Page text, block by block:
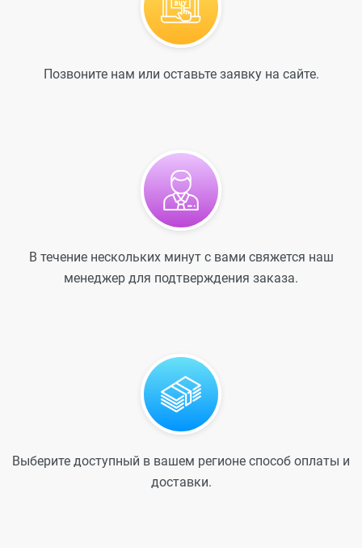
Позвоните нам или оставьте заявку на сайте.
В течение нескольких минут с вами свяжется наш
менеджер для подтверждения заказа.
Выберите доступный в вашем регионе способ оплаты и
доставки.